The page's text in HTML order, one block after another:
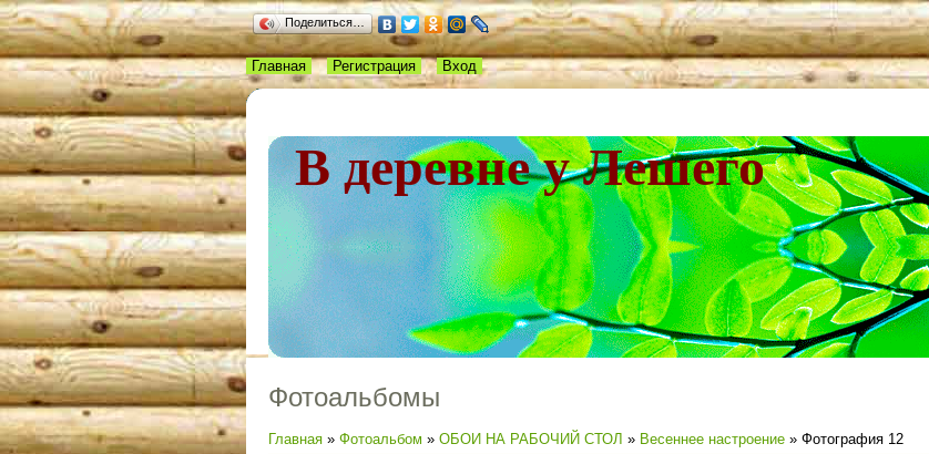
Поделиться…
В деревне у Лешего
Главная Регистрация Вход
Фотоальбомы
Главная » Фотоальбом » ОБОИ НА РАБОЧИЙ СТОЛ » Весеннее настроение » Фотография 12